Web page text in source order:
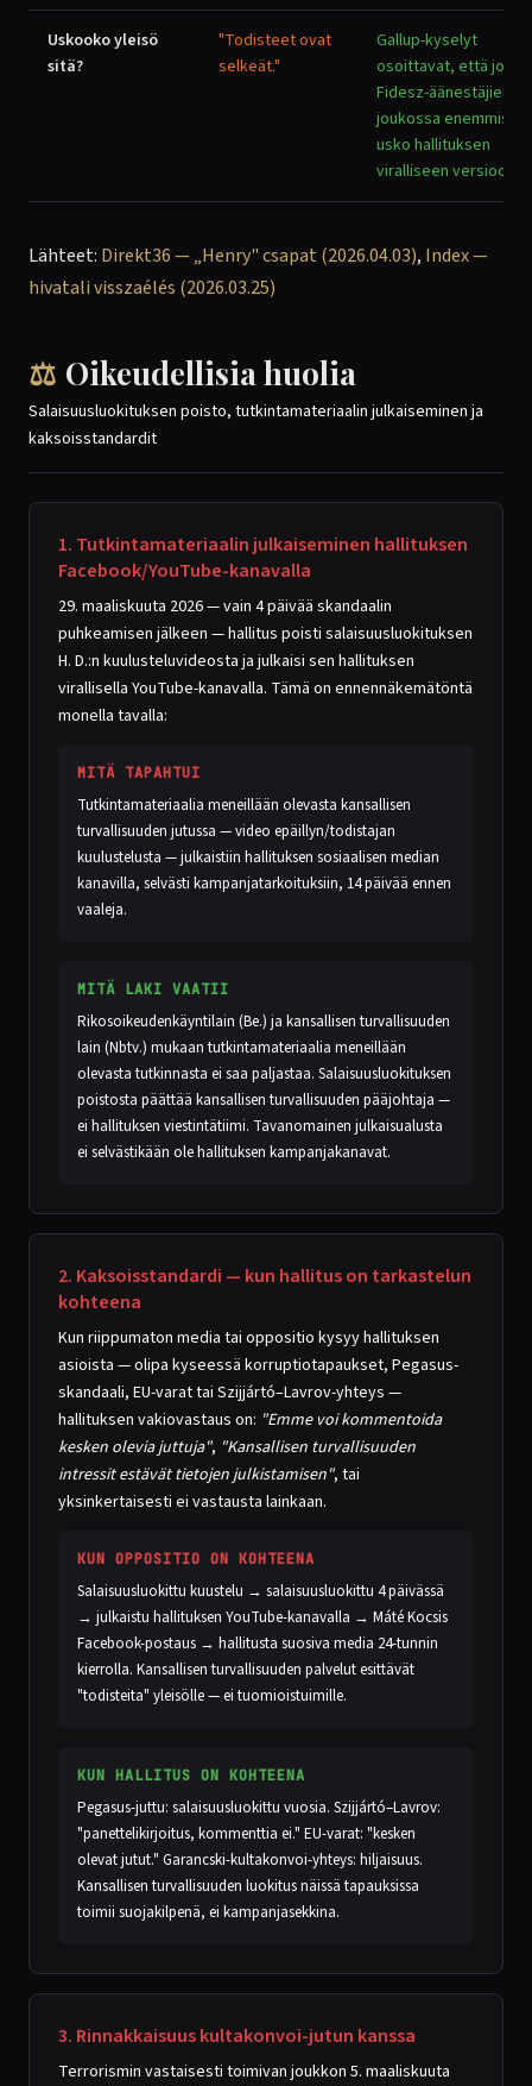
Uskooko yleisö
sitä?
"Todisteet ovat
selkeät."
Gallup-kyselyt
osoittavat, että jopa
Fidesz-äänestäjien
joukossa enemmistö
usko hallituksen
viralliseen versioon.
Lähteet: Direkt36 — „Henry" csapat (2026.04.03), Index —
hivatali visszaélés (2026.03.25)
⚖️ Oikeudellisia huolia
Salaisuusluokituksen poisto, tutkintamateriaalin julkaiseminen ja
kaksoisstandardit
1. Tutkintamateriaalin julkaiseminen hallituksen
Facebook/YouTube-kanavalla
29. maaliskuuta 2026 — vain 4 päivää skandaalin
puhkeamisen jälkeen — hallitus poisti salaisuusluokituksen
H. D.:n kuulusteluvideosta ja julkaisi sen hallituksen
virallisella YouTube-kanavalla. Tämä on ennennäkemätöntä
monella tavalla:
MITÄ TAPAHTUI
Tutkintamateriaalia meneillään olevasta kansallisen
turvallisuuden jutussa — video epäillyn/todistajan
kuulustelusta — julkaistiin hallituksen sosiaalisen median
kanavilla, selvästi kampanjatarkoituksiin, 14 päivää ennen
vaaleja.
MITÄ LAKI VAATII
Rikosoikeudenkäyntilain (Be.) ja kansallisen turvallisuuden
lain (Nbtv.) mukaan tutkintamateriaalia meneillään
olevasta tutkinnasta ei saa paljastaa. Salaisuusluokituksen
poistosta päättää kansallisen turvallisuuden pääjohtaja —
ei hallituksen viestintätiimi. Tavanomainen julkaisualusta
ei selvästikään ole hallituksen kampanjakanavat.
2. Kaksoisstandardi — kun hallitus on tarkastelun
kohteena
Kun riippumaton media tai oppositio kysyy hallituksen
asioista — olipa kyseessä korruptiotapaukset, Pegasus-
skandaali, EU-varat tai Szijjártó–Lavrov-yhteys —
hallituksen vakiovastaus on: "Emme voi kommentoida
kesken olevia juttuja", "Kansallisen turvallisuuden
intressit estävät tietojen julkistamisen", tai
yksinkertaisesti ei vastausta lainkaan.
KUN OPPOSITIO ON KOHTEENA
Salaisuusluokittu kuustelu → salaisuusluokittu 4 päivässä
→ julkaistu hallituksen YouTube-kanavalla → Máté Kocsis
Facebook-postaus → hallitusta suosiva media 24-tunnin
kierrolla. Kansallisen turvallisuuden palvelut esittävät
"todisteita" yleisölle — ei tuomioistuimille.
KUN HALLITUS ON KOHTEENA
Pegasus-juttu: salaisuusluokittu vuosia. Szijjártó–Lavrov:
"panettelikirjoitus, kommenttia ei." EU-varat: "kesken
olevat jutut." Garancski-kultakonvoi-yhteys: hiljaisuus.
Kansallisen turvallisuuden luokitus näissä tapauksissa
toimii suojakilpenä, ei kampanjasekkina.
3. Rinnakkaisuus kultakonvoi-jutun kanssa
Terrorismin vastaisesti toimivan joukkon 5. maaliskuuta